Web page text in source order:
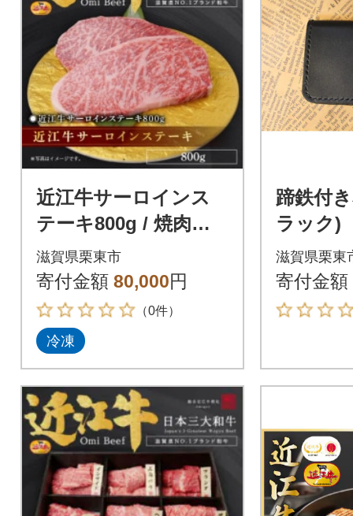
近江牛サーロインス
テーキ800g / 焼肉す
だく
滋賀県栗東市
寄付金額 80,000円
（0件）
冷凍
蹄鉄付
ラック)
滋賀県栗東
寄付金額